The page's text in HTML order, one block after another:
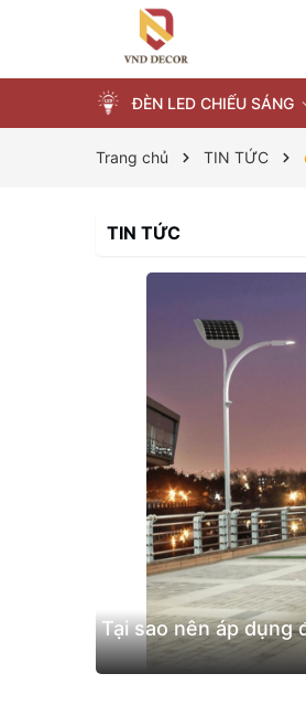
ĐÈN LED CHIẾU SÁNG
Trang chủ TIN TỨC
TIN TỨC
Tại sao nên áp dụng